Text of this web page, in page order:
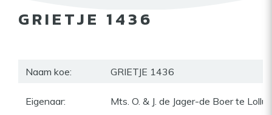
GRIETJE 1436
Naam koe: GRIETJE 1436
Eigenaar: Mts. O. & J. de Jager-de Boer te